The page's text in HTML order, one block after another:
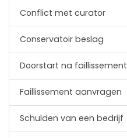
Conflict met curator
Conservatoir beslag
Doorstart na faillissement
Faillissement aanvragen
Schulden van een bedrijf